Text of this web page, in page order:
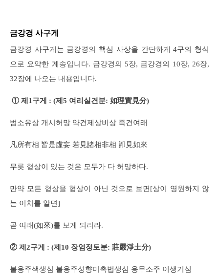
금강경 사구게
금강경 사구게는 금강경의 핵심 사상을 간단하게 4구의 형식
으로 요약한 계송입니다. 금강경의 5장, 금강경의 10장, 26장,
32장에 나오는 내용입니다.
① 제1구게 : (제5 여리실견분: 如理實見分)
범소유상 개시허망 약견제상비상 즉견여래
凡所有相 皆是虛妄 若見諸相非相 卽見如來
무릇 형상이 있는 것은 모두가 다 허망하다.
만약 모든 형상을 형상이 아닌 것으로 보면[상이 영원하지 않
는 이치를 알면]
곧 여래(如來)를 보게 되리라.
② 제2구게 : (제10 장엄정토분: 莊嚴淨土分)
불응주색생심 불응주성향미촉법생심 응무소주 이생기심